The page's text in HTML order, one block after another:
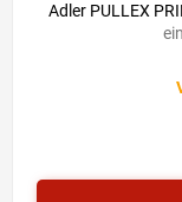
Adler PULLEX